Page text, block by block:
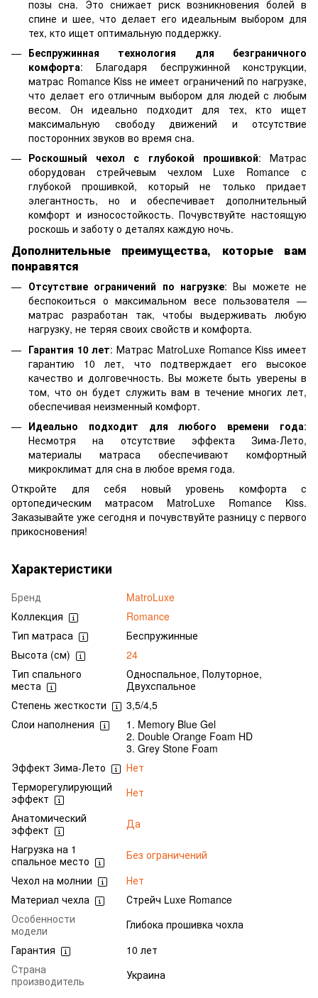
позы сна. Это снижает риск возникновения болей в
спине и шее, что делает его идеальным выбором для
тех, кто ищет оптимальную поддержку.
Беспружинная технология для безграничного
комфорта: Благодаря беспружинной конструкции,
матрас Romance Kiss не имеет ограничений по нагрузке,
что делает его отличным выбором для людей с любым
весом. Он идеально подходит для тех, кто ищет
максимальную свободу движений и отсутствие
посторонних звуков во время сна.
Роскошный чехол с глубокой прошивкой: Матрас
оборудован стрейчевым чехлом Luxe Romance с
глубокой прошивкой, который не только придает
элегантность, но и обеспечивает дополнительный
комфорт и износостойкость. Почувствуйте настоящую
роскошь и заботу о деталях каждую ночь.
Дополнительные преимущества, которые вам
понравятся
Отсутствие ограничений по нагрузке: Вы можете не
беспокоиться о максимальном весе пользователя —
матрас разработан так, чтобы выдерживать любую
нагрузку, не теряя своих свойств и комфорта.
Гарантия 10 лет: Матрас MatroLuxe Romance Kiss имеет
гарантию 10 лет, что подтверждает его высокое
качество и долговечность. Вы можете быть уверены в
том, что он будет служить вам в течение многих лет,
обеспечивая неизменный комфорт.
Идеально подходит для любого времени года:
Несмотря на отсутствие эффекта Зима-Лето,
материалы матраса обеспечивают комфортный
микроклимат для сна в любое время года.
Откройте для себя новый уровень комфорта с
ортопедическим матрасом MatroLuxe Romance Kiss.
Заказывайте уже сегодня и почувствуйте разницу с первого
прикосновения!
Характеристики
Бренд
MatroLuxe
Коллекция
Romance
Тип матраса
Беспружинные
Высота (см)
24
Тип спального
места
Односпальное, Полуторное,
Двухспальное
Степень жесткости
3,5/4,5
Слои наполнения
1. Memory Blue Gel
2. Double Orange Foam HD
3. Grey Stone Foam
Эффект Зима-Лето
Нет
Терморегулирующий
эффект
Нет
Анатомический
эффект
Да
Нагрузка на 1
спальное место
Без ограничений
Чехол на молнии
Нет
Материал чехла
Стрейч Luxe Romance
Особенности
модели
Глибока прошивка чохла
Гарантия
10 лет
Страна
производитель
Украина